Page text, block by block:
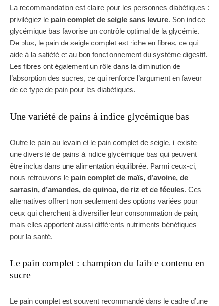
La recommandation est claire pour les personnes diabétiques :
privilégiez le pain complet de seigle sans levure. Son indice
glycémique bas favorise un contrôle optimal de la glycémie.
De plus, le pain de seigle complet est riche en fibres, ce qui
aide à la satiété et au bon fonctionnement du système digestif.
Les fibres ont également un rôle dans la diminution de
l’absorption des sucres, ce qui renforce l’argument en faveur
de ce type de pain pour les diabétiques.
Une variété de pains à indice glycémique bas
Outre le pain au levain et le pain complet de seigle, il existe
une diversité de pains à indice glycémique bas qui peuvent
être inclus dans une alimentation équilibrée. Parmi ceux-ci,
nous retrouvons le pain complet de maïs, d’avoine, de
sarrasin, d’amandes, de quinoa, de riz et de fécules. Ces
alternatives offrent non seulement des options variées pour
ceux qui cherchent à diversifier leur consommation de pain,
mais elles apportent aussi différents nutriments bénéfiques
pour la santé.
Le pain complet : champion du faible contenu en
sucre
Le pain complet est souvent recommandé dans le cadre d’une